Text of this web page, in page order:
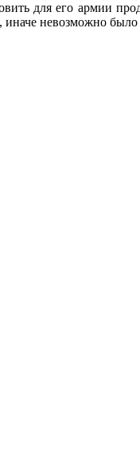
для его армии
невозможно